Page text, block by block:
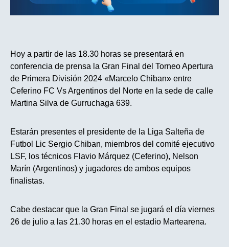
Hoy a partir de las 18.30 horas se presentará en
conferencia de prensa la Gran Final del Torneo Apertura
de Primera División 2024 «Marcelo Chiban» entre
Ceferino FC Vs Argentinos del Norte en la sede de calle
Martina Silva de Gurruchaga 639.
Estarán presentes el presidente de la Liga Salteña de
Futbol Lic Sergio Chiban, miembros del comité ejecutivo
LSF, los técnicos Flavio Márquez (Ceferino), Nelson
Marín (Argentinos) y jugadores de ambos equipos
finalistas.
Cabe destacar que la Gran Final se jugará el día viernes
26 de julio a las 21.30 horas en el estadio Martearena.